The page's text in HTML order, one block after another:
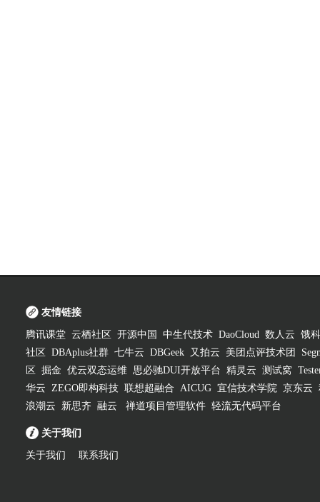
友情链接
腾讯课堂 云栖社区 开源中国 中生代技术 DaoCloud 数人云 饿
社区
DBAplus社群 七牛云 DBGeek 又拍云 美团点评技术团
区
掘金 优云双态运维 思必驰DUI开放平台 精灵云 测试窝
华云 ZEGO即构科技 联想超融合 AICUG 宜信技术学院 京东云
浪潮云
新思齐 融云 禅道项目管理软件 轻流无代码平台
关于我们
关于我们 联系我们